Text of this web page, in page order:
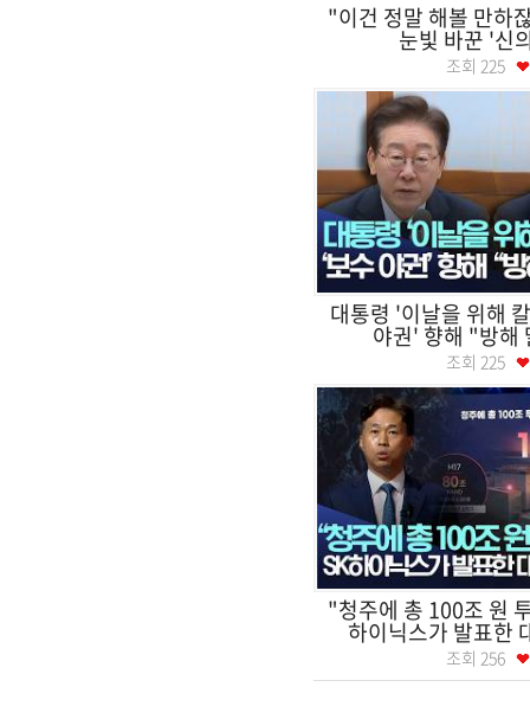
"이건 정말 해볼 만하
눈빛 바꾼 '신
조회 225
대통령 '이날을 위해
야권' 향해 "방해
조회 225
"청주에 총 100조 원
하이닉스가 발표한
조회 256